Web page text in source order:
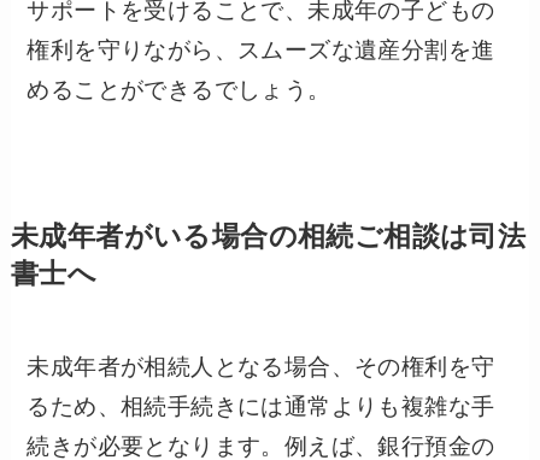
サポートを受けることで、未成年の子どもの
権利を守りながら、スムーズな遺産分割を進
めることができるでしょう。
未成年者がいる場合の相続ご相談は司法
書士へ
未成年者が相続人となる場合、その権利を守
るため、相続手続きには通常よりも複雑な手
続きが必要となります。例えば、銀行預金の